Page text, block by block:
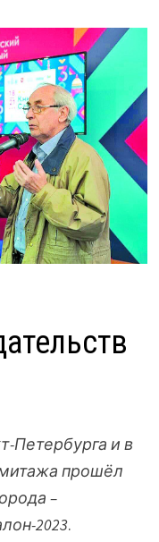
Петербурга и в
прошёл
–
2023.